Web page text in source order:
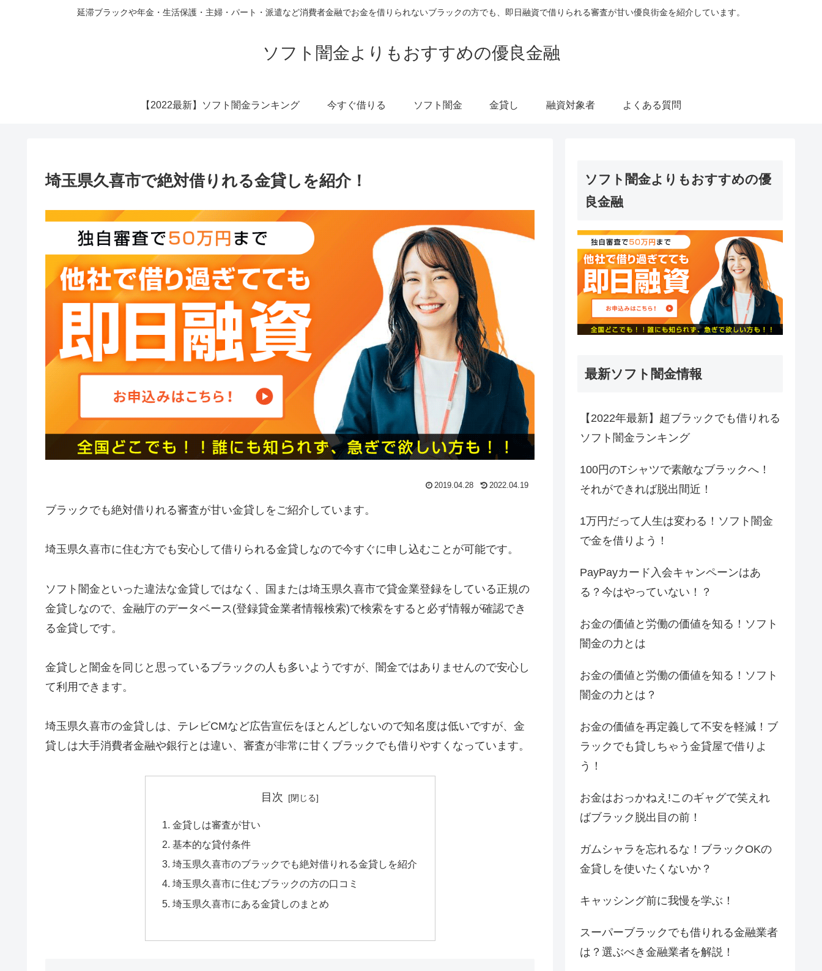
延滞ブラックや年金・生活保護・主婦・パート・派遣など消費者金融でお金を借りられないブラックの方でも、即日融資で借りられる審査が甘い優良街金を紹介しています。
ソフト闇金よりもおすすめの優良金融
【2022最新】ソフト闇金ランキング 今すぐ借りる ソフト闇金 金貸し 融資対象者 よくある質問
埼玉県久喜市で絶対借りれる金貸しを紹介！
2019.04.28 2022.04.19
ブラックでも絶対借りれる審査が甘い金貸しをご紹介しています。
埼玉県久喜市に住む方でも安心して借りられる金貸しなので今すぐに申し込むことが可能です。
ソフト闇金といった違法な金貸しではなく、国または埼玉県久喜市で貸金業登録をしている正規の
金貸しなので、金融庁のデータベース(登録貸金業者情報検索)で検索をすると必ず情報が確認でき
る金貸しです。
金貸しと闇金を同じと思っているブラックの人も多いようですが、闇金ではありませんので安心し
て利用できます。
埼玉県久喜市の金貸しは、テレビCMなど広告宣伝をほとんどしないので知名度は低いですが、金
貸しは大手消費者金融や銀行とは違い、審査が非常に甘くブラックでも借りやすくなっています。
目次
金貸しは審査が甘い
基本的な貸付条件
埼玉県久喜市のブラックでも絶対借りれる金貸しを紹介
埼玉県久喜市に住むブラックの方の口コミ
埼玉県久喜市にある金貸しのまとめ
ソフト闇金よりもおすすめの優
良金融
最新ソフト闇金情報
【2022年最新】超ブラックでも借りれる
ソフト闇金ランキング
100円のTシャツで素敵なブラックへ！
それができれば脱出間近！
1万円だって人生は変わる！ソフト闇金
で金を借りよう！
PayPayカード入会キャンペーンはあ
る？今はやっていない！？
お金の価値と労働の価値を知る！ソフト
闇金の力とは
お金の価値と労働の価値を知る！ソフト
闇金の力とは？
お金の価値を再定義して不安を軽減！ブ
ラックでも貸しちゃう金貸屋で借りよ
う！
お金はおっかねえ!このギャグで笑えれ
ばブラック脱出目の前！
ガムシャラを忘れるな！ブラックOKの
金貸しを使いたくないか？
キャッシング前に我慢を学ぶ！
スーパーブラックでも借りれる金融業者
は？選ぶべき金融業者を解説！